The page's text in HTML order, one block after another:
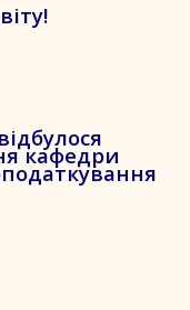
кафедри